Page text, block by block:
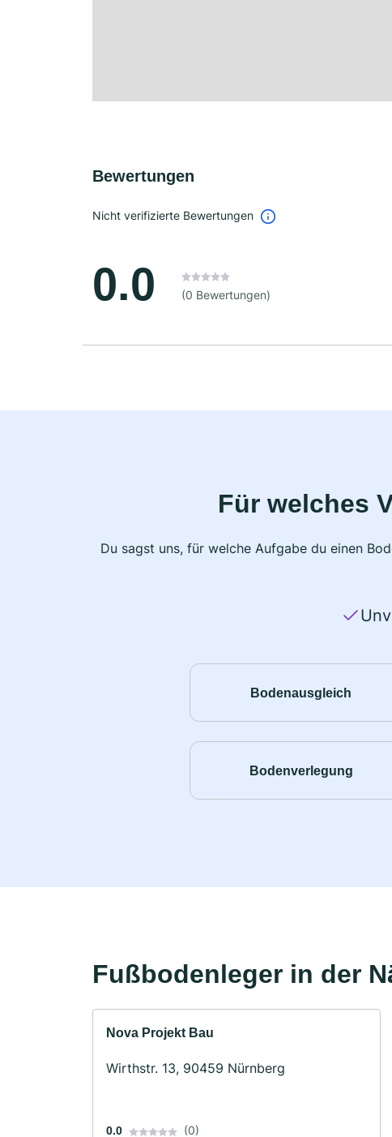
Bewertungen
Nicht verifizierte Bewertungen
0.0 (0 Bewertungen)
Für welches
Du sagst uns, für welche Aufgabe du einen
Bodenausgleich
Bodenverlegung
Fußbodenleger in der
Nova Projekt Bau
Wirthstr. 13, 90459 Nürnberg
0.0 (0)